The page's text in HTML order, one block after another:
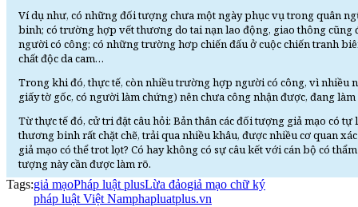
Ví dụ như, có những đối tượng chưa một ngày phục vụ trong quân
binh; có trường hợp vết thương do tai nạn lao động, giao thông
người có công; có những trường hơp chiến đấu ở cuộc chiến tranh
chất độc da cam…
Trong khi đó, thực tế, còn nhiều trường hợp người có công, vì nhiều
giấy tờ gốc, có người làm chứng) nên chưa công nhận được, đang
Từ thực tế đó, cử tri đặt câu hỏi: Bản thân các đối tượng giả mạo có
thương binh rất chặt chẽ, trải qua nhiều khâu, được nhiều cơ quan
giả mạo có thể trot lọt? Có hay không có sự câu kết với cán bộ có
tượng này cần được làm rõ.
Tags:giả mạoPháp luật plusLừa đảogiả mạo chữ ký
pháp luật Việt Namphapluatplus.vn